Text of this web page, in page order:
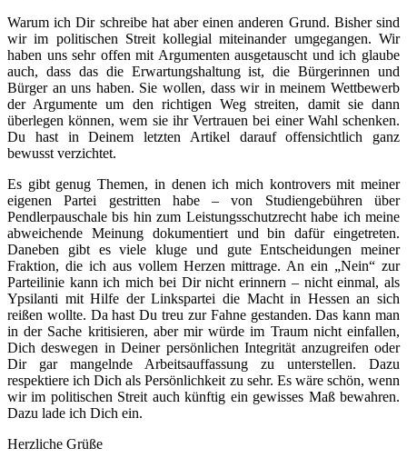
Warum ich Dir schreibe hat aber einen anderen Grund. Bisher sind
wir im politischen Streit kollegial miteinander umgegangen. Wir
haben uns sehr offen mit Argumenten ausgetauscht und ich glaube
auch, dass das die Erwartungshaltung ist, die Bürgerinnen und
Bürger an uns haben. Sie wollen, dass wir in meinem Wettbewerb
der Argumente um den richtigen Weg streiten, damit sie dann
überlegen können, wem sie ihr Vertrauen bei einer Wahl schenken.
Du hast in Deinem letzten Artikel darauf offensichtlich ganz
bewusst verzichtet.
Es gibt genug Themen, in denen ich mich kontrovers mit meiner
eigenen Partei gestritten habe – von Studiengebühren über
Pendlerpauschale bis hin zum Leistungsschutzrecht habe ich meine
abweichende Meinung dokumentiert und bin dafür eingetreten.
Daneben gibt es viele kluge und gute Entscheidungen meiner
Fraktion, die ich aus vollem Herzen mittrage. An ein „Nein“ zur
Parteilinie kann ich mich bei Dir nicht erinnern – nicht einmal, als
Ypsilanti mit Hilfe der Linkspartei die Macht in Hessen an sich
reißen wollte. Da hast Du treu zur Fahne gestanden. Das kann man
in der Sache kritisieren, aber mir würde im Traum nicht einfallen,
Dich deswegen in Deiner persönlichen Integrität anzugreifen oder
Dir gar mangelnde Arbeitsauffassung zu unterstellen. Dazu
respektiere ich Dich als Persönlichkeit zu sehr. Es wäre schön, wenn
wir im politischen Streit auch künftig ein gewisses Maß bewahren.
Dazu lade ich Dich ein.
Herzliche Grüße